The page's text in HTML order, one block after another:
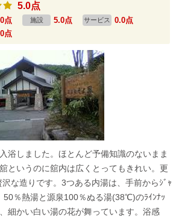
5.0点
点 施設 5.0点 サービス 0.0点
点
浴しました。ほとんど予備知識のないまま
というのに舘内は広くとってもきれい。更
な造りです。3つある内湯は、手前からｼﾞｬ
50％熱湯と源泉100％ぬる湯(38℃)のﾗｲﾝﾅｯ
細かい白い湯の花が舞っています。浴感